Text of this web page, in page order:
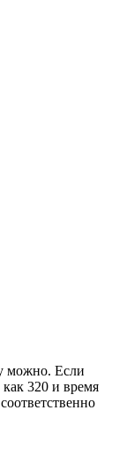
можно. Если
320 и время